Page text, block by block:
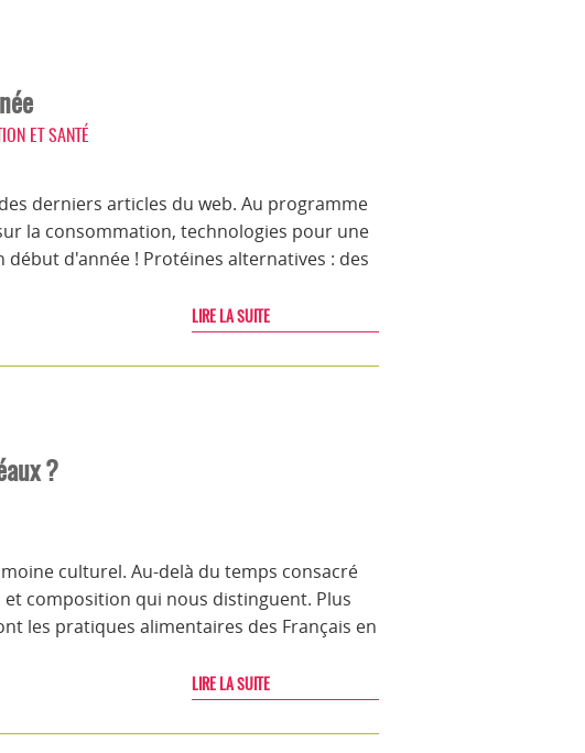
ET SANTÉ
derniers articles du web. Au programme
la consommation, technologies pour une
d'année ! Protéines alternatives : des
LIRE LA SUITE
?
culturel. Au-delà du temps consacré
composition qui nous distinguent. Plus
les pratiques alimentaires des Français en
LIRE LA SUITE